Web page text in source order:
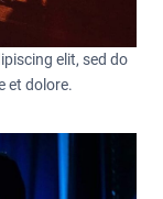
elit, sed do
et dolore.